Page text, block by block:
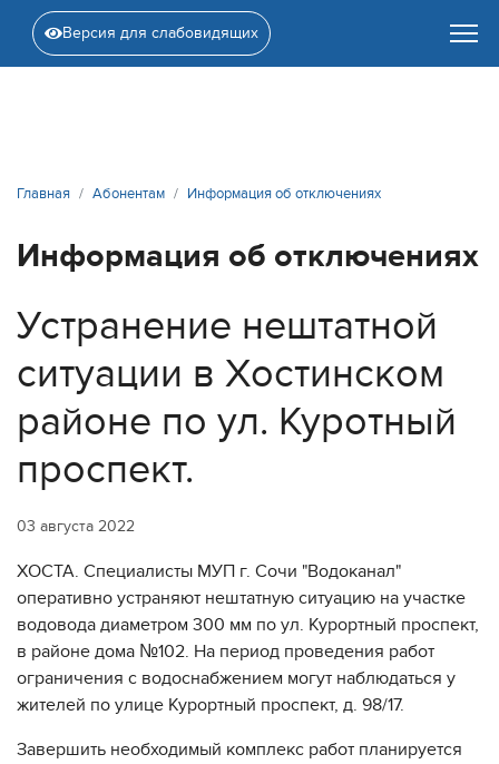
Версия для слабовидящих
Главная Абонентам Информация об отключениях
Информация об отключениях
Устранение нештатной
ситуации в Хостинском
районе по ул. Куротный
проспект.
03 августа 2022
ХОСТА. Специалисты МУП г. Сочи "Водоканал"
оперативно устраняют нештатную ситуацию на участке
водовода диаметром 300 мм по ул. Курортный проспект,
в районе дома №102. На период проведения работ
ограничения с водоснабжением могут наблюдаться у
жителей по улице Курортный проспект, д. 98/17.
Завершить необходимый комплекс работ планируется